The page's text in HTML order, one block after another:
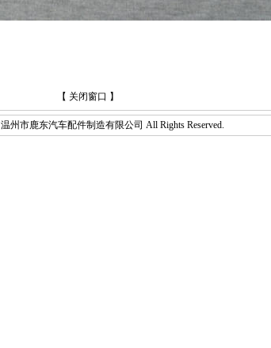
【 关闭窗口 】
温州市鹿东汽车配件制造有限公司 All Rights Reserved.